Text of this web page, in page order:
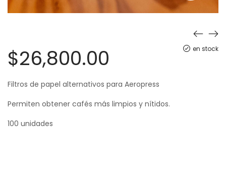
en stock
$26,800.00
Filtros de papel alternativos para Aeropress
Permiten obtener cafés más limpios y nítidos.
100 unidades